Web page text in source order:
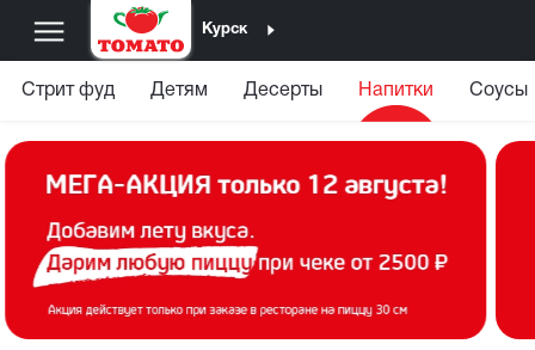
Курск
Стрит фуд Детям Десерты Напитки Соусы